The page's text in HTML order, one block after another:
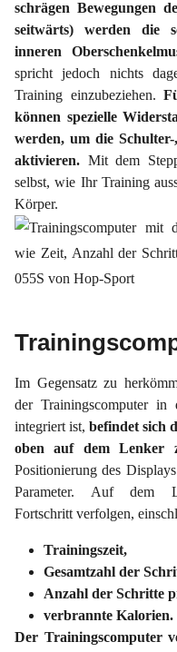
schrägen Bewegungen
seitwärts) werden die
inneren
spricht jedoch nichts
Training einzubeziehen.
können spezielle
werden, um die
aktivieren. Mit dem
selbst, wie Ihr Training
Körper.
Im Gegensatz zu
der Trainingscomputer
integriert ist, befindet sich
oben auf dem Lenker
Positionierung des
Parameter. Auf dem
Fortschritt verfolgen,
Trainingszeit,
Gesamtzahl der
Anzahl der Schritte
verbrannte Kalorien.
Der Trainingscomputer